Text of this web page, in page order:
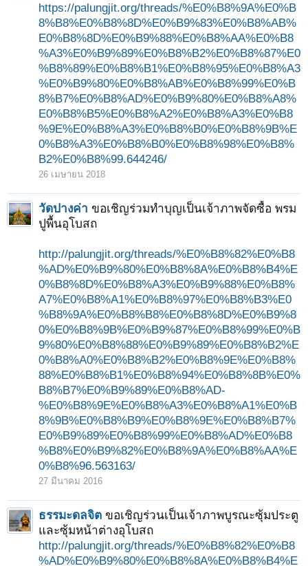
https://palungjit.org/threads/%E0%B8%9A%E0%B
8%B8%E0%B8%8D%E0%B9%83%E0%B8%AB%
E0%B8%8D%E0%B9%88%E0%B8%AA%E0%B8
%A3%E0%B9%89%E0%B8%B2%E0%B8%87%E0
%B8%89%E0%B8%B1%E0%B8%95%E0%B8%A3
%E0%B9%80%E0%B8%AB%E0%B8%99%E0%B
8%B7%E0%B8%AD%E0%B9%80%E0%B8%A8%
E0%B8%B5%E0%B8%A2%E0%B8%A3%E0%B8
%9E%E0%B8%A3%E0%B8%B0%E0%B8%9B%E
0%B8%A3%E0%B8%B0%E0%B8%98%E0%B8%
B2%E0%B8%99.644246/
26 เมษายน 2018
วัดปางค่า ขอเชิญร่วมทำบุญเป็นเจ้าภาพจัดซื้อ พรม
ปูพื้นอุโบสถ
http://palungjit.org/threads/%E0%B8%82%E0%B8
%AD%E0%B9%80%E0%B8%8A%E0%B8%B4%E
0%B8%8D%E0%B8%A3%E0%B9%88%E0%B8%
A7%E0%B8%A1%E0%B8%97%E0%B8%B3%E0
%B8%9A%E0%B8%B8%E0%B8%8D%E0%B9%8
0%E0%B8%9B%E0%B9%87%E0%B8%99%E0%B
9%80%E0%B8%88%E0%B9%89%E0%B8%B2%E
0%B8%A0%E0%B8%B2%E0%B8%9E%E0%B8%
88%E0%B8%B1%E0%B8%94%E0%B8%8B%E0%
B8%B7%E0%B9%89%E0%B8%AD-
%E0%B8%9E%E0%B8%A3%E0%B8%A1%E0%B
8%9B%E0%B8%B9%E0%B8%9E%E0%B8%B7%
E0%B9%89%E0%B8%99%E0%B8%AD%E0%B8
%B8%E0%B9%82%E0%B8%9A%E0%B8%AA%E
0%B8%96.563163/
27 มีนาคม 2016
ธรรมะดลจิต ขอเชิญร่วนเป็นเจ้าภาพบูรณะซุ้มประตู
และซุ้มหน้าต่างอุโบสถ
http://palungjit.org/threads/%E0%B8%82%E0%B8
%AD%E0%B9%80%E0%B8%8A%E0%B8%B4%E